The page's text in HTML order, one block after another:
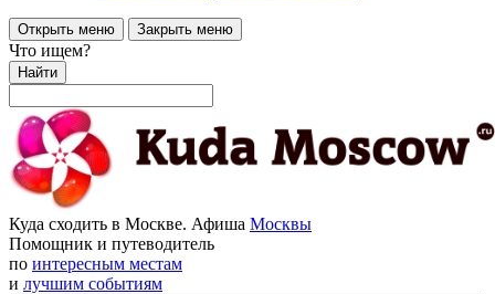
Открыть меню Закрыть меню
Что ищем?
Найти
Куда сходить в Москве. Афиша Москвы
Помощник и путеводитель
по интересным местам
и лучшим событиям